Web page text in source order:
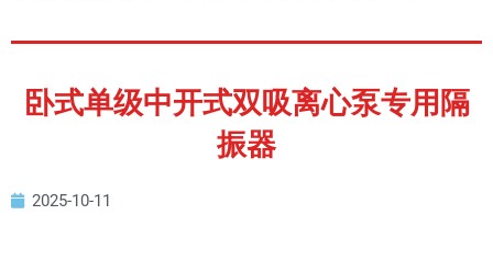
卧式单级中开式双吸离心泵专用隔
振器
2025-10-11